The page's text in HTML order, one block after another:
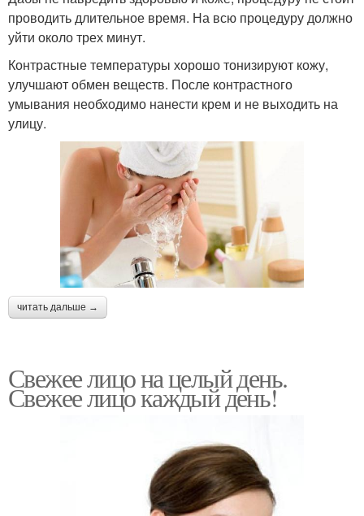
проводить длительное время. На всю процедуру должно
уйти около трех минут.
Контрастные температуры хорошо тонизируют кожу,
улучшают обмен веществ. После контрастного
умывания необходимо нанести крем и не выходить на
улицу.
читать дальше →
Свежее лицо на целый день.
Свежее лицо каждый день!